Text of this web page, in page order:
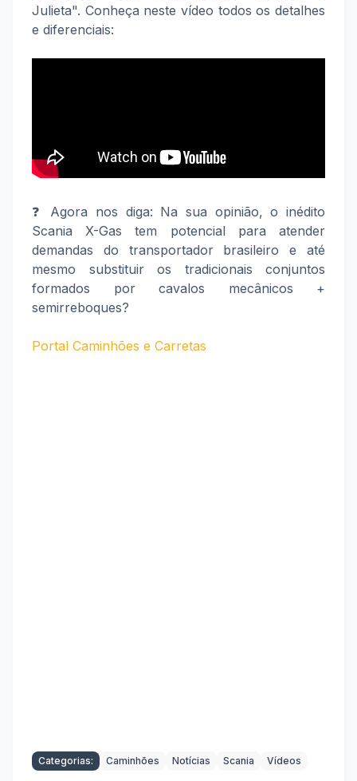
Julieta". Conheça neste vídeo todos os detalhes
e diferenciais:
❓ Agora nos diga: Na sua opinião, o inédito
Scania X-Gas tem potencial para atender
demandas do transportador brasileiro e até
mesmo substituir os tradicionais conjuntos
formados por cavalos mecânicos +
semirreboques?
Portal Caminhões e Carretas
Categorias: Caminhões Notícias Scania Vídeos